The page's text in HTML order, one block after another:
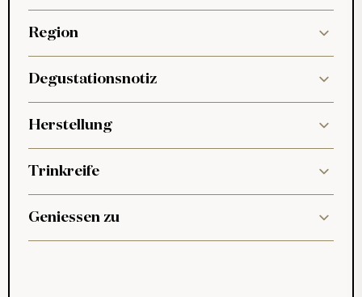
Region
Degustationsnotiz
Herstellung
Trinkreife
Geniessen zu